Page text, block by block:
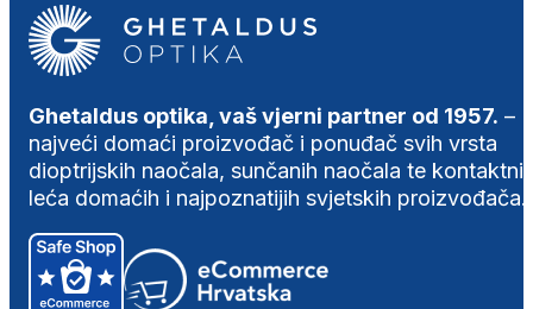
Ghetaldus optika, vaš vjerni partner od 1957. –
najveći domaći proizvođač i ponuđač svih vrsta
dioptrijskih naočala, sunčanih naočala te
leća domaćih i najpoznatijih svjetskih proizvođača.